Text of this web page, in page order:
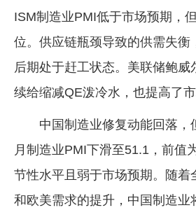
ISM制造业PMI低于市场预期，
位。供应链瓶颈导致的供需失衡
后期处于赶工状态。美联储鲍威
续给缩减QE泼冷水，也提高了市
中国制造业修复动能回落，
月制造业PMI下滑至51.1，前值
节性水平且弱于市场预期。随着
和欧美需求的提升，中国制造业